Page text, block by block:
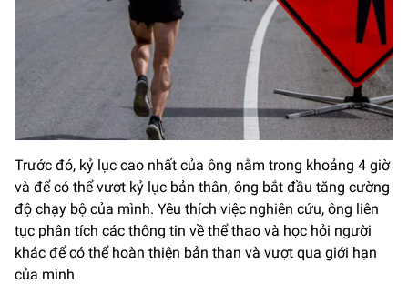
Trước đó, kỷ lục cao nhất của ông nằm trong khoảng 4 giờ
và để có thể vượt kỷ lục bản thân, ông bắt đầu tăng cường
độ chạy bộ của mình. Yêu thích việc nghiên cứu, ông liên
tục phân tích các thông tin về thể thao và học hỏi người
khác để có thể hoàn thiện bản than và vượt qua giới hạn
của mình